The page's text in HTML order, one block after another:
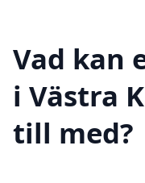
Vad kan
i Västra
till med?